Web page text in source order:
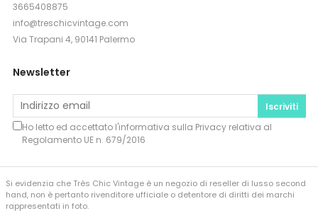
3665408875
info@treschicvintage.com
Via Trapani 4, 90141 Palermo
Newsletter
Iscriviti
Ho letto ed accettato l'informativa sulla Privacyrelativa al
Regolamento UE n. 679/2016
Si evidenzia che Très Chic Vintage è un negozio di reseller di lusso second
hand, non è pertanto rivenditore ufficiale o detentore di diritti dei marchi
rappresentati in foto.